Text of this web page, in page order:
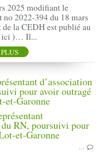
2025 modifiant le
no 2022-394 du 18 mars
la CEDH est publié au
ici )… Il...
d’association
pour avoir outragé
et-Garonne
…